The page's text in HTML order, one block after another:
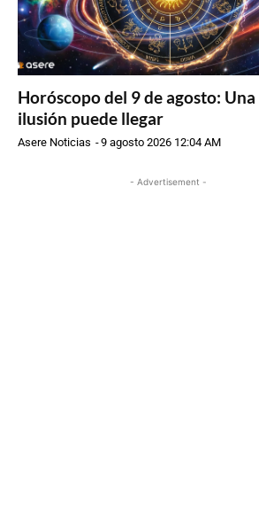
Horóscopo del 9 de agosto:
ilusión puede llegar
Asere Noticias -9 agosto 2026 12:04 AM
- Advertisement -